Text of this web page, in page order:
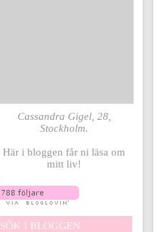
Cassandra Gigel, 28,
Stockholm.
Här i bloggen får ni läsa om
mitt liv!
SÖK I BLOGGEN